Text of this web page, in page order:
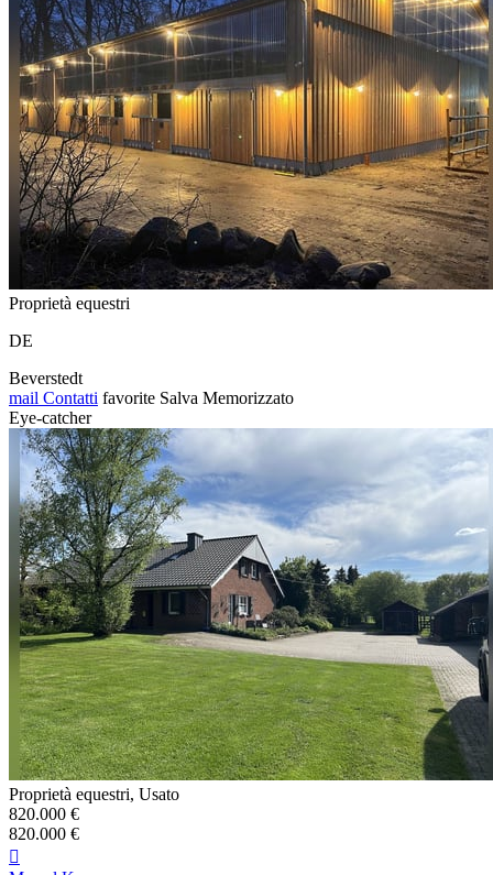
Proprietà equestri
DE
Beverstedt
mail Contatti favorite Salva Memorizzato
Eye-catcher
Proprietà equestri, Usato
820.000 €
820.000 €
